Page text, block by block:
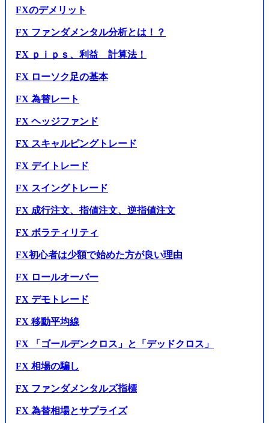
FXのデメリット
FX ファンダメンタル分析とは！？
FX ｐｉｐｓ、利益 計算法！
FX ローソク足の基本
FX 為替レート
FX ヘッジファンド
FX スキャルピングトレード
FX デイトレード
FX スイングトレード
FX 成行注文、指値注文、逆指値注文
FX ボラティリティ
FX初心者は少額で始めた方が良い理由
FX ロールオーバー
FX デモトレード
FX 移動平均線
FX 「ゴールデンクロス」と「デッドクロス」
FX 相場の騙し
FX ファンダメンタルズ指標
FX 為替相場とサプライズ